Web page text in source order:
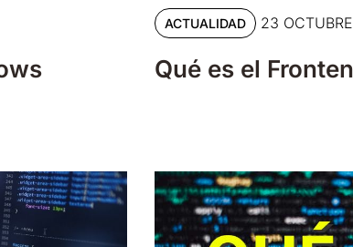
ACTUALIDAD 23
Qué es el